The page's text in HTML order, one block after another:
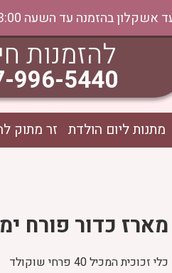
ושאר חלקי הארץ מהיום למחר בתיאום טלפוני
להזמנות
996-5440
מתנות ליום הולדת זר מתוק
מארז כדור פורח
כלי זכוכית המכיל 40 פרחי שוקולד